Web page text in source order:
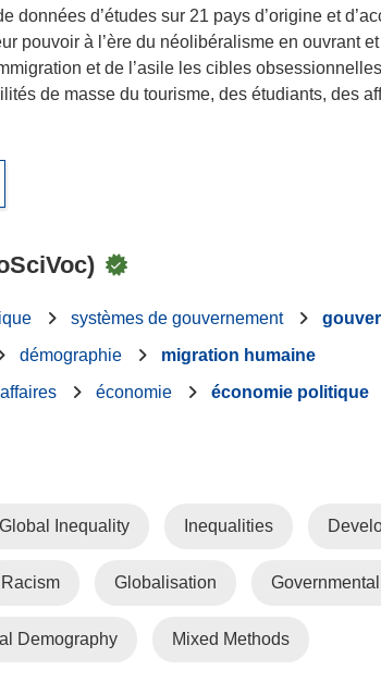
données d’études sur 21 pays d’origine et
pouvoir à l’ère du néolibéralisme en ouvrant
et de l’asile les cibles
de masse du tourisme, des étudiants, des
systèmes de gouvernement
démographie
migration humaine
économie économie politique
Global Inequality Inequalities
Racism Globalisation
Demography Mixed Methods